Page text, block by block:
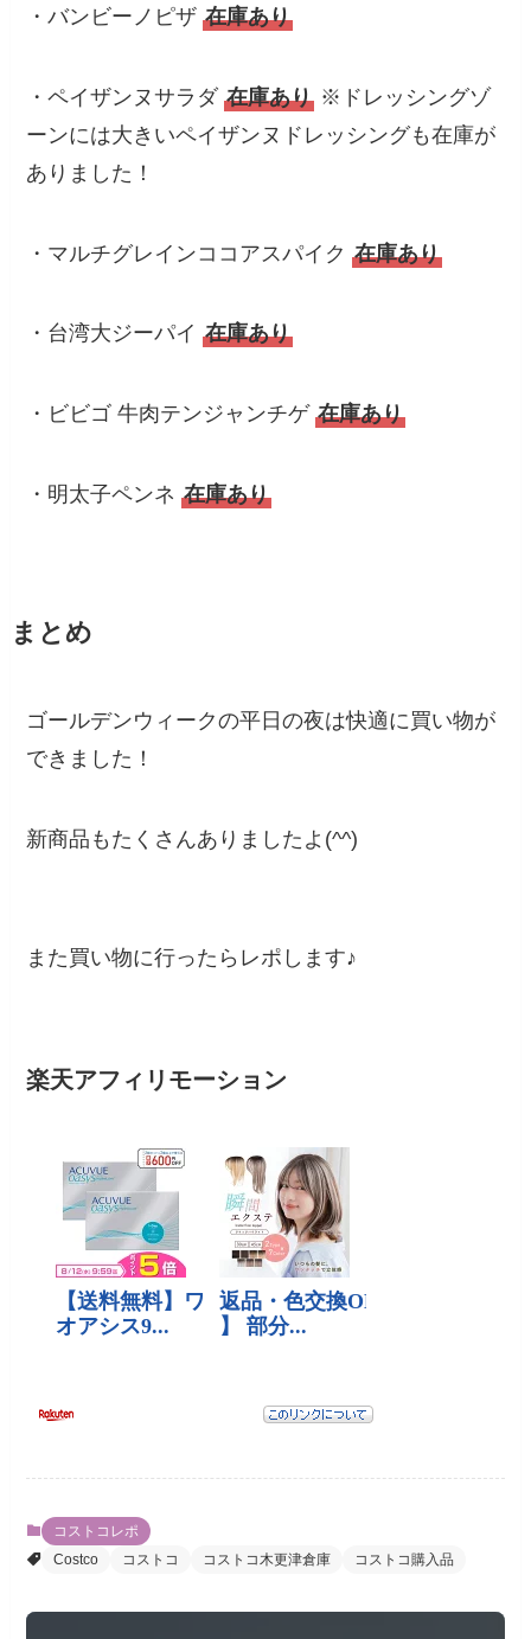
・バンビーノピザ在庫あり
・ペイザンヌサラダ在庫あり ※ドレッシングゾ
ーンには大きいペイザンヌドレッシングも在庫が
ありました！
・マルチグレインココアスパイク在庫あり
・台湾大ジーパイ在庫あり
・ビビゴ 牛肉テンジャンチゲ在庫あり
・明太子ペンネ在庫あり
まとめ
ゴールデンウィークの平日の夜は快適に買い物が
できました！
新商品もたくさんありましたよ(^^)
また買い物に行ったらレポします♪
楽天アフィリモーション
コストコレポ
Costco
コストコ コストコ木更津倉庫 コストコ購入品